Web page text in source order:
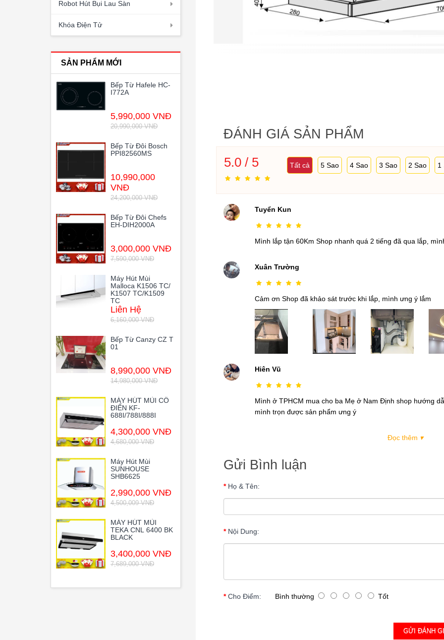
Robot Hút Bụi Lau Sàn
Khóa Điện Tử
SẢN PHẨM MỚI
Bếp Từ Hafele HC-
I772A
5,990,000 VNĐ
20,990,000 VNĐ
Bếp Từ Đôi Bosch
PPI82560MS
10,990,000
VNĐ
24,200,000 VNĐ
Bếp Từ Đôi Chefs
EH-DIH2000A
3,000,000 VNĐ
7,590,000 VNĐ
Máy Hút Mùi
Malloca K1506 TC/
K1507 TC/K1509
TC
Liên Hệ
6,160,000 VNĐ
Bếp Từ Canzy CZ T
01
8,990,000 VNĐ
14,980,000 VNĐ
MÁY HÚT MÙI CỔ
ĐIỂN KF-
688I/788I/888I
4,300,000 VNĐ
4,680,000 VNĐ
Máy Hút Mùi
SUNHOUSE
SHB6625
2,990,000 VNĐ
4,500,009 VNĐ
MÁY HÚT MÙI
TEKA CNL 6400 BK
BLACK
3,400,000 VNĐ
7,689,000 VNĐ
ĐÁNH GIÁ SẢN PHẨM
5.0 / 5
Tất cả 5 Sao 4 Sao 3 Sao 2 Sao 1
Tuyển Kun
Mình lắp tận 60Km Shop nhanh quá 2 tiếng đã qua lắp,
Xuân Trường
Cảm ơn Shop đã khảo sát trước khi lắp, mình ưng ý lắm
Hiên Vũ
Mình ở TPHCM mua cho ba Mẹ ở Nam Định shop hướng
mình trọn được sản phẩm ưng ý
Đọc thêm ▾
Gửi Bình luận
Họ & Tên:
Nội Dung:
Cho Điểm: Bình thường Tốt
GỬI